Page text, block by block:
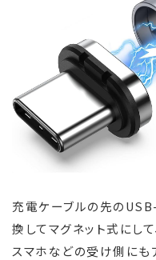
充電ケーブルの先の
換してマグネット式にして
スマホなどの受け側にも